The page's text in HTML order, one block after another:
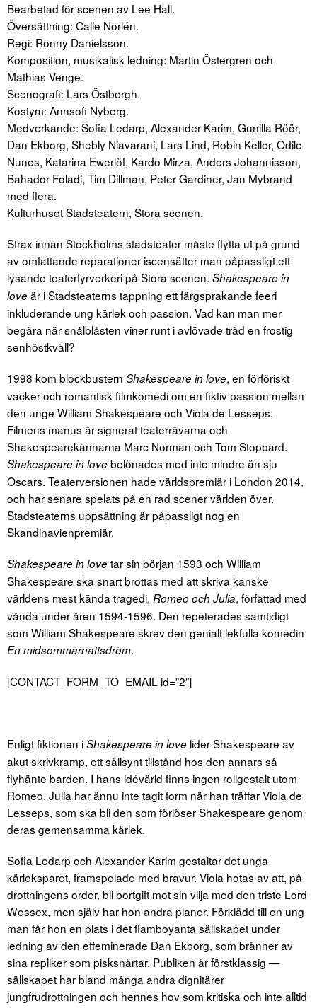
Bearbetad för scenen av Lee Hall.
Översättning: Calle Norlén.
Regi: Ronny Danielsson.
Komposition, musikalisk ledning: Martin Östergren och
Mathias Venge.
Scenografi: Lars Östbergh.
Kostym: Annsofi Nyberg.
Medverkande: Sofia Ledarp, Alexander Karim, Gunilla Röör,
Dan Ekborg, Shebly Niavarani, Lars Lind, Robin Keller, Odile
Nunes, Katarina Ewerlöf, Kardo Mirza, Anders Johannisson,
Bahador Foladi, Tim Dillman, Peter Gardiner, Jan Mybrand
med flera.
Kulturhuset Stadsteatern, Stora scenen.
Strax innan Stockholms stadsteater måste flytta ut på grund
av omfattande reparationer iscensätter man påpassligt ett
lysande teaterfyrverkeri på Stora scenen. Shakespeare in
loveär i Stadsteaterns tappning ett färgsprakande feeri
inkluderande ung kärlek och passion. Vad kan man mer
begära när snålblåsten viner runt i avlövade träd en frostig
senhöstkväll?
1998 kom blockbustern Shakespeare in love, en förföriskt
vacker och romantisk filmkomedi om en fiktiv passion mellan
den unge William Shakespeare och Viola de Lesseps.
Filmens manus är signerat teaterrävarna och
Shakespearekännarna Marc Norman och Tom Stoppard.
Shakespeare in lovebelönades med inte mindre än sju
Oscars. Teaterversionen hade världspremiär i London 2014,
och har senare spelats på en rad scener världen över.
Stadsteaterns uppsättning är påpassligt nog en
Skandinavienpremiär.
Shakespeare in lovetar sin början 1593 och William
Shakespeare ska snart brottas med att skriva kanske
världens mest kända tragedi, Romeo och Julia, författad med
vånda under åren 1594-1596. Den repeterades samtidigt
som William Shakespeare skrev den genialt lekfulla komedin
En midsommarnattsdröm.
[CONTACT_FORM_TO_EMAIL id=”2″]
Enligt fiktionen iShakespeare in love lider Shakespeare av
akut skrivkramp, ett sällsynt tillstånd hos den annars så
flyhänte barden. I hans idévärld finns ingen rollgestalt utom
Romeo. Julia har ännu inte tagit form när han träffar Viola de
Lesseps, som ska bli den som förlöser Shakespeare genom
deras gemensamma kärlek.
Sofia Ledarp och Alexander Karim gestaltar det unga
kärleksparet, framspelade med bravur. Viola hotas av att, på
drottningens order, bli bortgift mot sin vilja med den triste Lord
Wessex, men själv har hon andra planer. Förklädd till en ung
man får hon en plats i det flamboyanta sällskapet under
ledning av den effeminerade Dan Ekborg, som bränner av
sina repliker som pisksnärtar. Publiken är förstklassig —
sällskapet har bland många andra dignitärer
jungfrudrottningen och hennes hov som kritiska och inte alltid